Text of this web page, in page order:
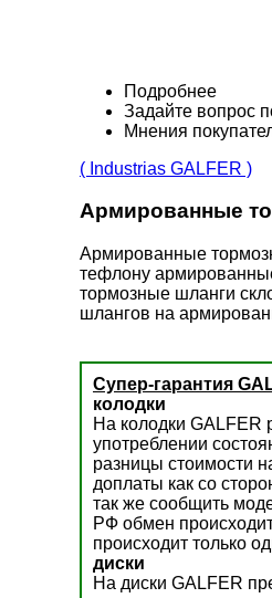
Подробнее
Задайте вопрос
Мнения
( Industrias GALFER )
Армированные
Армированные
тефлону
тормозные шланги
шлангов на
Супер-гарантия
колодки
На колодки GALFER
употреблении
разницы стоимости
доплаты как со
так же сообщить
РФ обмен
происходит только
диски
На диски GALFER